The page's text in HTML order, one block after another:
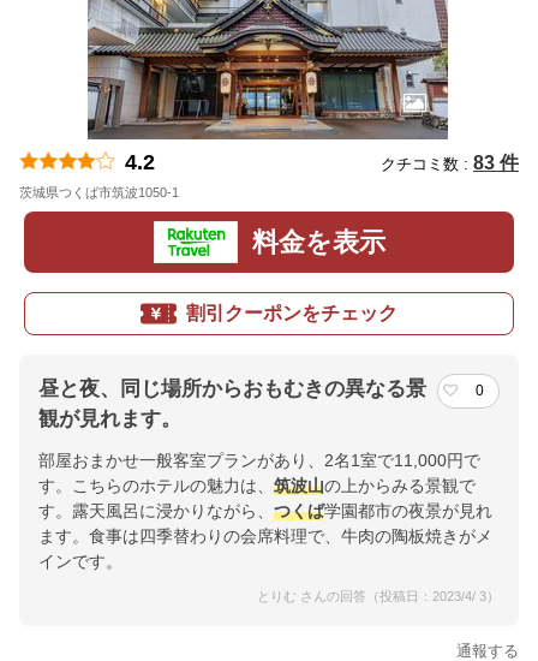
4.2 クチコミ数 : 83 件
茨城県つくば市筑波1050-1
料金を表示
割引クーポンをチェック
昼と夜、同じ場所からおもむきの異なる景
観が見れます。
0
部屋おまかせ一般客室プランがあり、2名1室で11,000円で
す。こちらのホテルの魅力は、 筑波山の上からみる景観で
す。露天風呂に浸かりながら、 つくば学園都市の夜景が見れ
ます。食事は四季替わりの会席料理で、牛肉の陶板焼きがメ
インです。
とりむ さんの回答（投稿日：2023/4/ 3）
通報する